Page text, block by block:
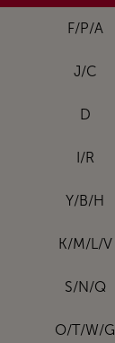
F/P/A
J/C
D
I/R
Y/B/H
K/M/L/V
S/N/Q
O/T/W/G